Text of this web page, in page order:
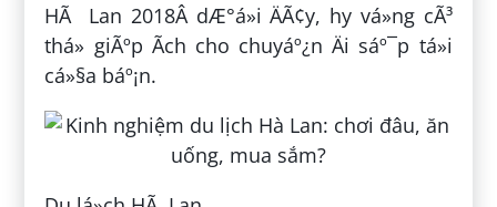
HÃ Lan 2018Â dÆ°á»i ÄÃ¢y, hy vá»ng cÃ³
thá» giÃºp Ã­ch cho chuyáº¿n Äi sáº¯p tá»i
cá»§a báº¡n.